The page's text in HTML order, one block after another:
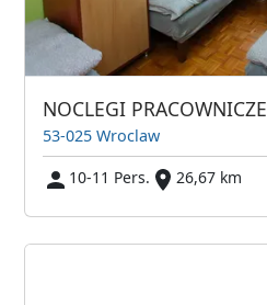
NOCLEGI PRACOWNICZE
53-025 Wroclaw
10-11 Pers.
26,67 km